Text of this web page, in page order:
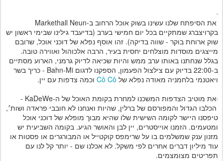
את הסיפתח שלנו עשינו בשוק אוכל הרחוב ב-Markethall Neun
בקרויצברג שמתקיים בכל יום חמישי בערב (בדיעבד גילינו שבימי ראשון יש
שוק ארוחת בוקר - שווה בדיקה). זהו אוסף נפלא של דוכני אוכל, שרובם
מייצגים מוסדות מוצלחים יחסית בעיר, הרבה אלכוהול ואווירה טובה.
בגלל שנחתנו באותו ערב ממש והיות שכיאה לדיוק גרמני, הארוע מסתיים
ב-22:00 בדיוק עם צילצול הפעמון, הספקנו לדגום Bahn-Mi - כריך בשר
ויאטנמי בלחמניה מאודה נפלא של Cô Cô וכמה צדפות עם יין.
את מוטיב הצדפות המשכנו למחרת בקומת האוכל של ה-KaDeWe -
הכלבו הגדול והמפורסם של ברלין, שהיות ואנחנו לא חובבי פראדה ושות׳,
טיפסנו היישר לקומה השישית שלו שהיא מבוך מופלא של דוכני אוכל
ומטעמים. הזמנו אוייסטרים, יין לבן והאושר הגיע. בקומה השביעית יש
מזנון ענק שמשלמים בו על שרימפס קוקטייל או המבורגרים או פסטות או
עוד מיליון דברים אחרים לפי משקל. לא אכלנו שם - יותר קל לנו עם
תפריטים מצומצמים.